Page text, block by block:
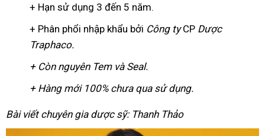
+ Hạn sử dụng 3 đến 5 năm.
+ Phân phổi nhập khẩu bởi Công tyCP Dược
Traphaco.
+ Còn nguyên Tem và Seal.
+ Hàng mới 100% chưa qua sử dụng.
Bài viết chuyên gia dược sỹ: Thanh Thảo